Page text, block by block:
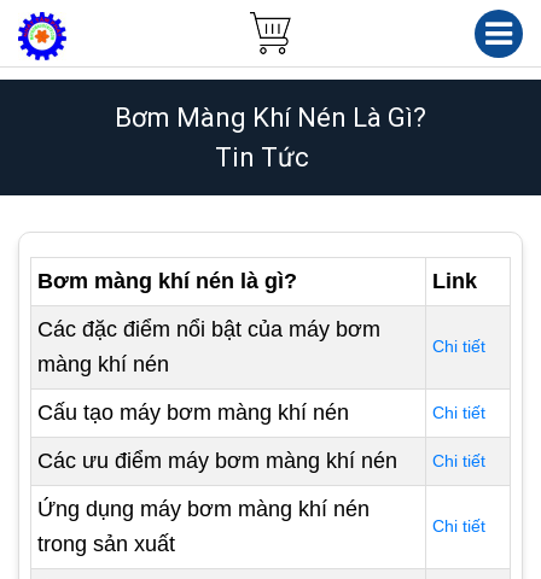
Bơm Màng Khí Nén Là Gì?
Tin Tức
Bơm màng khí nén là gì?
Link
Các đặc điểm nổi bật của máy bơm
màng khí nén
Chi tiết
Cấu tạo máy bơm màng khí nén Chi tiết
Các ưu điểm máy bơm màng khí nén Chi tiết
Ứng dụng máy bơm màng khí nén
trong sản xuất
Chi tiết